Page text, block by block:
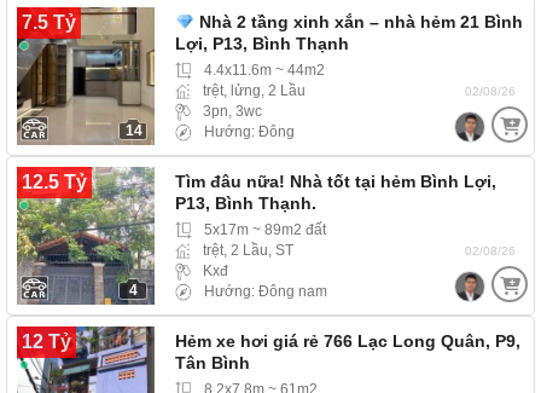
7.5 Tỷ
14
Nhà 2 tầng xinh xắn – nhà hẻm 21 Bình
Lợi, P13, Bình Thạnh
4.4x11.6m ~ 44m2
trệt, lửng, 2 Lầu
3pn, 3wc
Hướng: Đông
02/08/26
12.5 Tỷ
4
Tìm đâu nữa! Nhà tốt tại hẻm Bình Lợi,
P13, Bình Thạnh.
5x17m ~ 89m2 đất
trệt, 2 Lầu, ST
Kxđ
Hướng: Đông nam
02/08/26
12 Tỷ
Hẻm xe hơi giá rẻ 766 Lạc Long Quân, P9,
Tân Bình
8.2x7.8m ~ 61m2